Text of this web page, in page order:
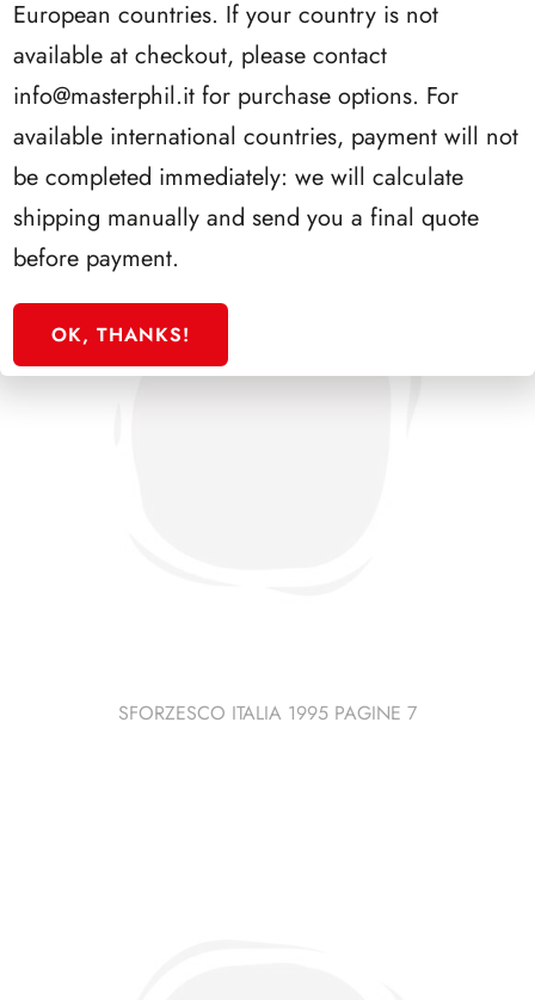
PRESIDENZA SARAGAT 1965/1971
SFORZESCO ITALIA 1995 PAGINE 7
European countries. If your country is not
available at checkout, please contact
info@masterphil.it for purchase options. For
available international countries, payment will not
be completed immediately: we will calculate
shipping manually and send you a final quote
before payment.
OK, THANKS!